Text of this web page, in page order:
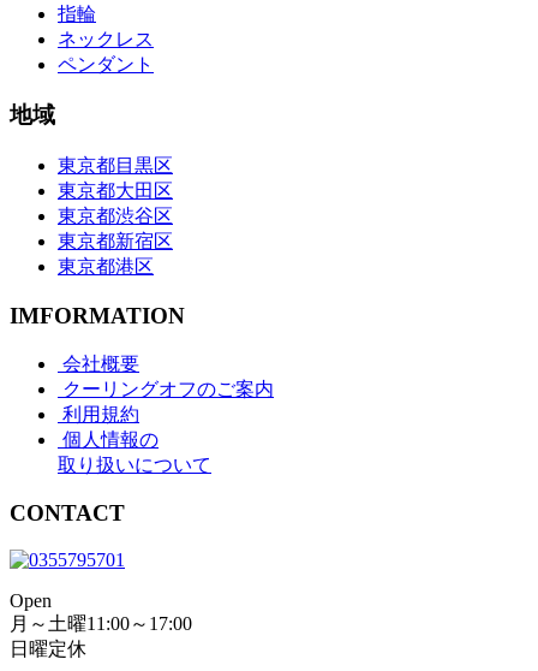
指輪
ネックレス
ペンダント
地域
東京都目黒区
東京都大田区
東京都渋谷区
東京都新宿区
東京都港区
IMFORMATION
会社概要
クーリングオフのご案内
利用規約
個人情報の
取り扱いについて
CONTACT
Open
月～土曜11:00～17:00
日曜定休